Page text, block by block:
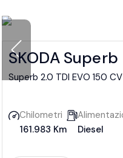
SKODA Superb
Superb 2.0 TDI EVO 150
Chilometri
161.983 Km
Diesel